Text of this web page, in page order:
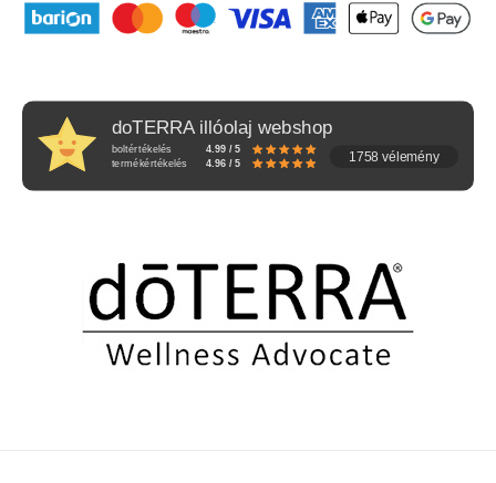
doTERRA illóolaj webshop
boltértékelés
4.99 / 5
termékértékelés
4.96 / 5 1758 vélemény